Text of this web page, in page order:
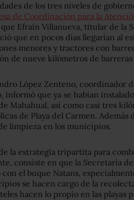
de los tres niveles de
de Coordinación para la
Efraín Villanueva, titular de la
que en pocos días llegarían al
menores y tractores con
de nueve kilómetros de barreras
López Zenteno, coordinador
informó que ya se habían
Mahahual, así como casi tres
de Playa del Carmen. Además
limpieza en los municipios.
la estrategia tripartita para
consiste en que la Secretaría
el buque Natans,
se hacen cargo de la
hacen lo propio en las playas